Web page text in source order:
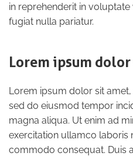
in reprehenderit in
fugiat nulla pariatur.
Lorem ipsum
Lorem ipsum dolor sit
sed do eiusmod tempor
magna aliqua. Ut enim ad
exercitation ullamco laboris
commodo consequat. Duis